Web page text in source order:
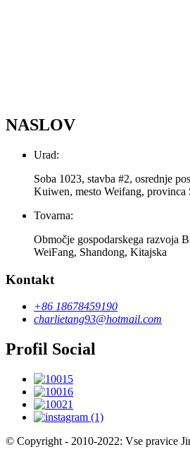
NASLOV
Urad:
Soba 1023, stavba #2, osrednje
Kuiwen, mesto Weifang, provinca
Tovarna:
Območje gospodarskega razvoja
WeiFang, Shandong, Kitajska
Kontakt
+86 18678459190
charlietang93@hotmail.com
Profil Social
© Copyright - 2010-2022: Vse pravice